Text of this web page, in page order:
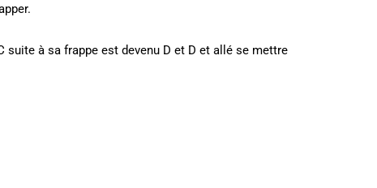
suite à sa frappe est devenu D et D et allé se mettre